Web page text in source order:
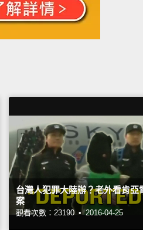
台灣人犯罪大陸辦？老外看肯亞
案
觀看次數：23190 • 2016-04-25